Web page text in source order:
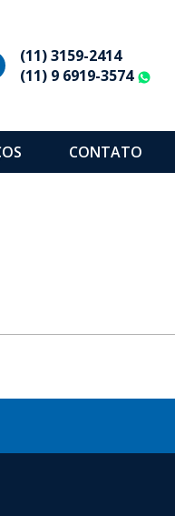
(11) 3159-2414
(11) 9 6919-3574
CONTATO